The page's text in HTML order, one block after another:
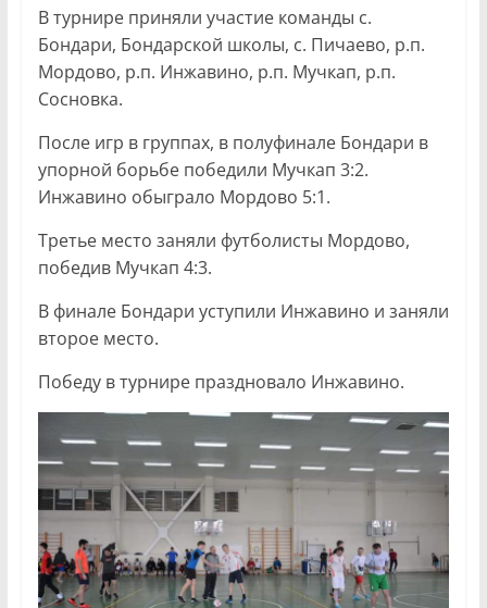
В турнире приняли участие команды с.
Бондари, Бондарской школы, с. Пичаево, р.п.
Мордово, р.п. Инжавино, р.п. Мучкап, р.п.
Сосновка.
После игр в группах, в полуфинале Бондари в
упорной борьбе победили Мучкап 3:2.
Инжавино обыграло Мордово 5:1.
Третье место заняли футболисты Мордово,
победив Мучкап 4:3.
В финале Бондари уступили Инжавино и заняли
второе место.
Победу в турнире праздновало Инжавино.